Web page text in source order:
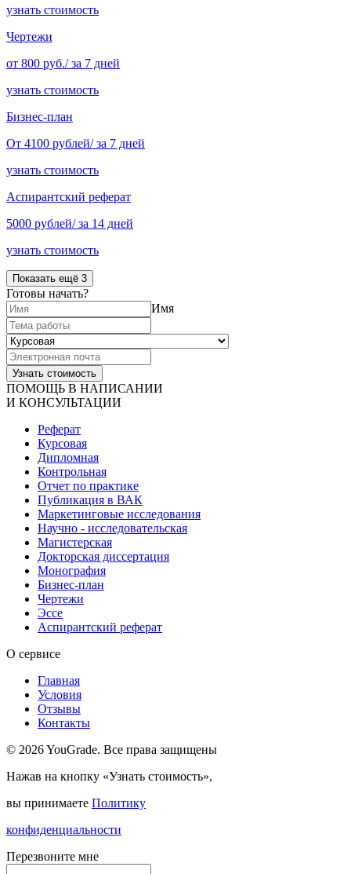
узнать стоимость
Чертежи
от 800 руб./ за 7 дней
узнать стоимость
Бизнес-план
От 4100 рублей/ за 7 дней
узнать стоимость
Аспирантский реферат
5000 рублей/ за 14 дней
узнать стоимость
Показать ещё 3
Готовы начать?
Имя
ПОМОЩЬ В НАПИСАНИИ
И КОНСУЛЬТАЦИИ
Реферат
Курсовая
Дипломная
Контрольная
Отчет по практике
Публикация в ВАК
Маркетинговые исследования
Научно - исследовательская
Магистерская
Докторская диссертация
Монография
Бизнес-план
Чертежи
Эссе
Аспирантский реферат
О сервисе
Главная
Условия
Отзывы
Контакты
© 2026 YouGrade. Все права защищены
Нажав на кнопку «Узнать стоимость»,
вы принимаете Политику
конфиденциальности
Перезвоните мне